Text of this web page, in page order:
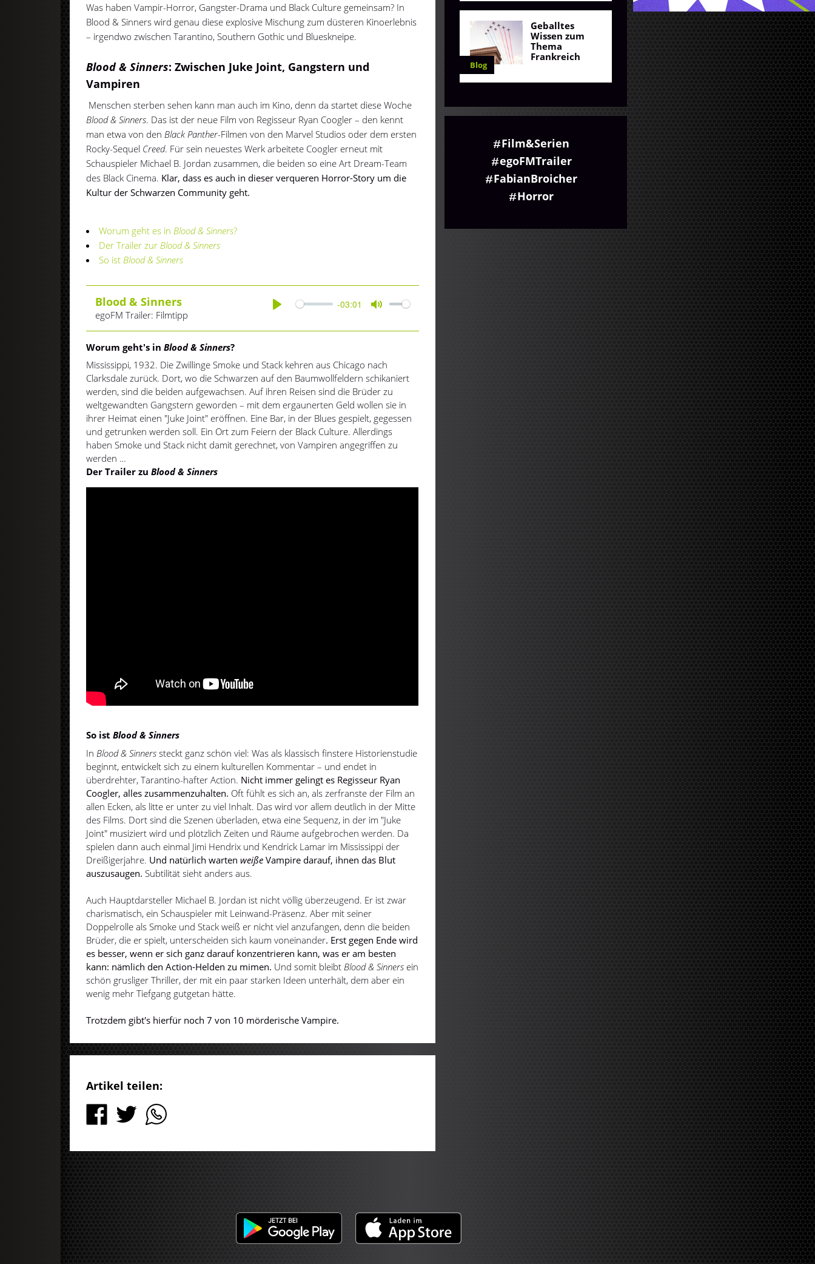
Was haben Vampir-Horror, Gangster-Drama und Black Culture gemeinsam? In
Blood & Sinners wird genau diese explosive Mischung zum düsteren Kinoerlebnis
– irgendwo zwischen Tarantino, Southern Gothic und Blueskneipe.
Blood & Sinners: Zwischen Juke Joint, Gangstern und
Vampiren
Menschen sterben sehen kann man auch im Kino, denn da startet diese Woche
Blood & Sinners. Das ist der neue Film von Regisseur Ryan Coogler – den kennt
man etwa von den Black Panther-Filmen von den Marvel Studios oder dem ersten
Rocky-Sequel Creed. Für sein neuestes Werk arbeitete Coogler erneut mit
Schauspieler Michael B. Jordan zusammen, die beiden so eine Art Dream-Team
des Black Cinema. Klar, dass es auch in dieser verqueren Horror-Story um die
Kultur der Schwarzen Community geht.
Worum geht es in Blood & Sinners?
Der Trailer zur Blood & Sinners
So ist Blood & Sinners
Blood & Sinners
egoFM Trailer: Filmtipp
-03:01
Worum geht's inBlood & Sinners?
Mississippi, 1932. Die Zwillinge Smoke und Stack kehren aus Chicago nach
Clarksdale zurück. Dort, wo die Schwarzen auf den Baumwollfeldern schikaniert
werden, sind die beiden aufgewachsen. Auf ihren Reisen sind die Brüder zu
weltgewandten Gangstern geworden – mit dem ergaunerten Geld wollen sie in
ihrer Heimat einen "Juke Joint" eröffnen. Eine Bar, in der Blues gespielt, gegessen
und getrunken werden soll. Ein Ort zum Feiern der Black Culture. Allerdings
haben Smoke und Stack nicht damit gerechnet, von Vampiren angegriffen zu
werden …
Der Trailer zu Blood & Sinners
So istBlood & Sinners
In Blood & Sinners steckt ganz schön viel: Was als klassisch finstere Historienstudie
beginnt, entwickelt sich zu einem kulturellen Kommentar – und endet in
überdrehter, Tarantino-hafter Action. Nicht immer gelingt es Regisseur Ryan
Coogler, alles zusammenzuhalten. Oft fühlt es sich an, als zerfranste der Film an
allen Ecken, als litte er unter zu viel Inhalt. Das wird vor allem deutlich in der Mitte
des Films. Dort sind die Szenen überladen, etwa eine Sequenz, in der im "Juke
Joint" musiziert wird und plötzlich Zeiten und Räume aufgebrochen werden. Da
spielen dann auch einmal Jimi Hendrix und Kendrick Lamar im Mississippi der
Dreißigerjahre. Und natürlich wartenweiße Vampire darauf, ihnen das Blut
auszusaugen. Subtilität sieht anders aus.
Auch Hauptdarsteller Michael B. Jordan ist nicht völlig überzeugend. Er ist zwar
charismatisch, ein Schauspieler mit Leinwand-Präsenz. Aber mit seiner
Doppelrolle als Smoke und Stack weiß er nicht viel anzufangen, denn die beiden
Brüder, die er spielt, unterscheiden sich kaum voneinander. Erst gegen Ende wird
es besser, wenn er sich ganz darauf konzentrieren kann, was er am besten
kann: nämlich den Action-Helden zu mimen. Und somit bleibt Blood & Sinners ein
schön grusliger Thriller, der mit ein paar starken Ideen unterhält, dem aber ein
wenig mehr Tiefgang gutgetan hätte.
Trotzdem gibt's hierfür noch 7 von 10 mörderische Vampire.
Artikel teilen:
Blog
Geballtes
Wissen zum
Thema
Frankreich
Film&Serien
egoFMTrailer
FabianBroicher
Horror